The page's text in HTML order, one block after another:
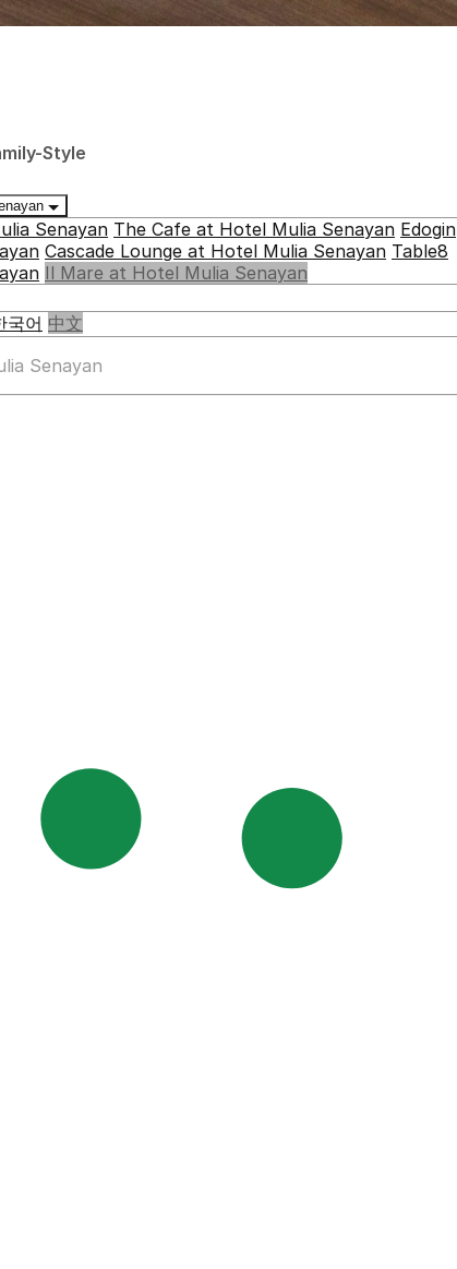
Style
Senayan The Cafe at Hotel Mulia Senayan Edogin
Cascade Lounge at Hotel Mulia Senayan Table8
Il Mare at Hotel Mulia Senayan
국어 中文
Senayan